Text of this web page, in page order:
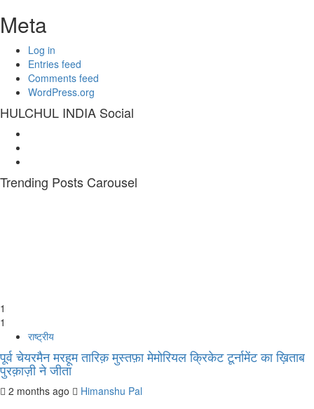
Meta
Log in
Entries feed
Comments feed
WordPress.org
HULCHUL INDIA Social
Trending Posts Carousel
1
1
राष्ट्रीय
पूर्व चेयरमैन मरहूम तारिक़ मुस्तफ़ा मेमोरियल क्रिकेट टूर्नामेंट का ख़िताब
पुरक़ाज़ी ने जीता
2 months ago Himanshu Pal